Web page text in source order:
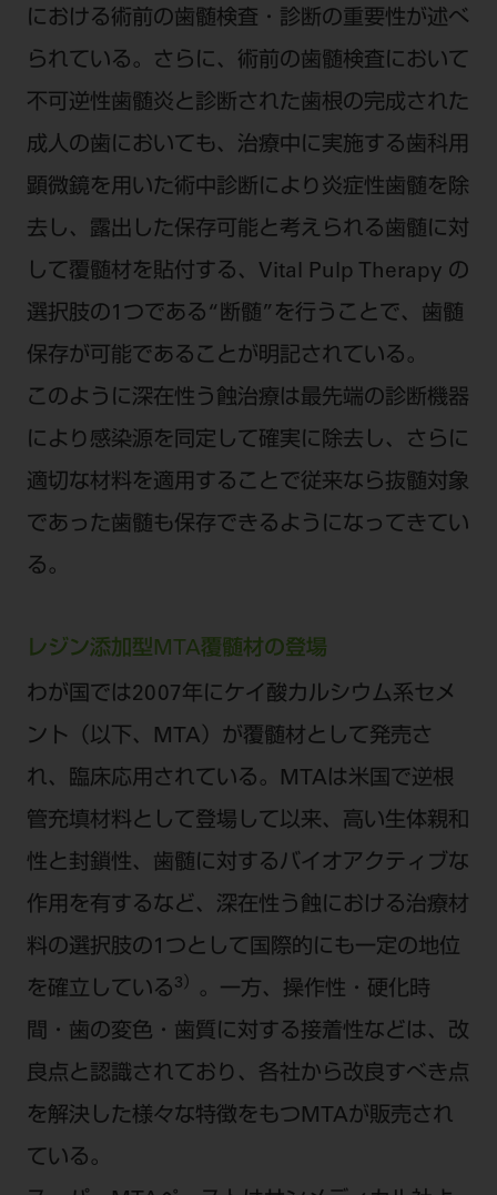
における術前の歯髄検査・診断の重要性が述べ
られている。さらに、術前の歯髄検査において
不可逆性歯髄炎と診断された歯根の完成された
成人の歯においても、治療中に実施する歯科用
顕微鏡を用いた術中診断により炎症性歯髄を除
去し、露出した保存可能と考えられる歯髄に対
して覆髄材を貼付する、Vital Pulp Therapy の
選択肢の1つである“断髄”を行うことで、歯髄
保存が可能であることが明記されている。
このように深在性う蝕治療は最先端の診断機器
により感染源を同定して確実に除去し、さらに
適切な材料を適用することで従来なら抜髄対象
であった歯髄も保存できるようになってきてい
る。
レジン添加型MTA覆髄材の登場
わが国では2007年にケイ酸カルシウム系セメ
ント（以下、MTA）が覆髄材として発売さ
れ、臨床応用されている。MTAは米国で逆根
管充填材料として登場して以来、高い生体親和
性と封鎖性、歯髄に対するバイオアクティブな
作用を有するなど、深在性う蝕における治療材
料の選択肢の1つとして国際的にも一定の地位
を確立している 3）
。一方、操作性・硬化時
間・歯の変色・歯質に対する接着性などは、改
良点と認識されており、各社から改良すべき点
を解決した様々な特徴をもつMTAが販売され
ている。